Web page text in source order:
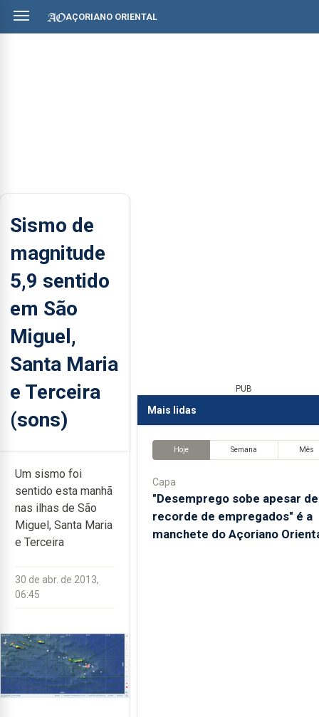
AÇORIANO ORIENTAL
Sismo de
magnitude
5,9 sentido
em São
Miguel,
Santa Maria
e Terceira
(sons)
Um sismo foi
sentido esta manhã
nas ilhas de São
Miguel, Santa Maria
e Terceira
30 de abr. de 2013,
06:45
PUB
Mais lidas
Hoje Semana Mês
Capa
"Desemprego sobe apesar de
recorde de empregados" é a
manchete do Açoriano